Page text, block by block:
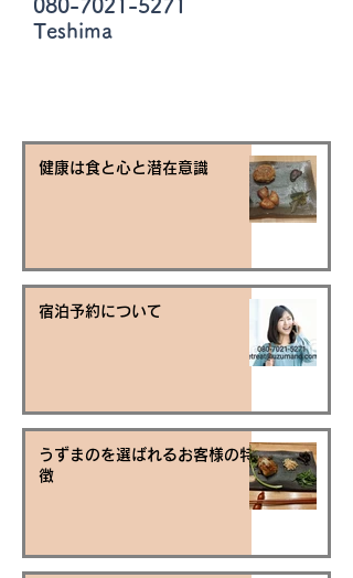
080-7021-5271
Teshima
健康は食と心と潜在意識
宿泊予約について
うずまのを選ばれるお客様の特
徴